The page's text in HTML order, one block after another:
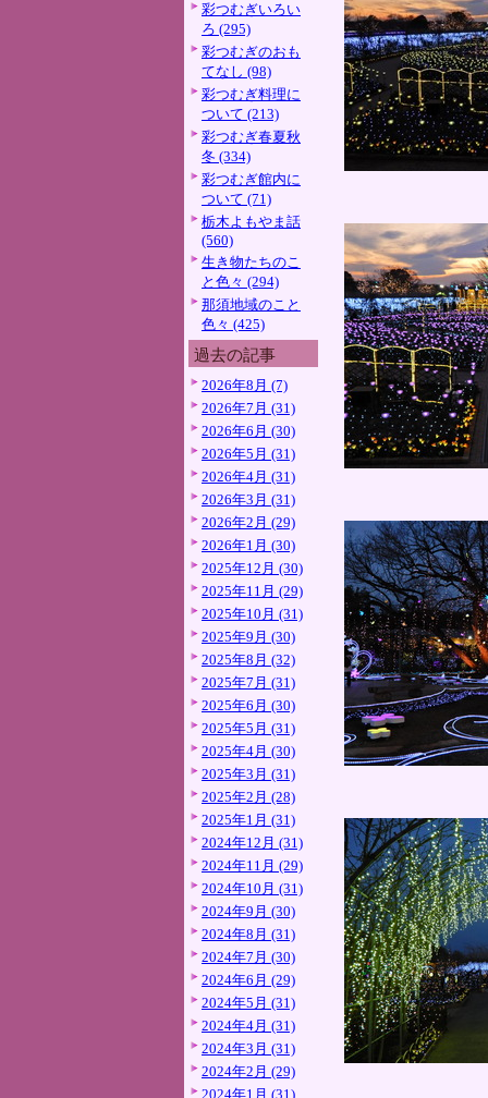
彩つむぎいろい
ろ (295)
彩つむぎのおも
てなし (98)
彩つむぎ料理に
ついて (213)
彩つむぎ春夏秋
冬 (334)
彩つむぎ館内に
ついて (71)
栃木よもやま話
(560)
生き物たちのこ
と色々 (294)
那須地域のこと
色々 (425)
過去の記事
2026年8月 (7)
2026年7月 (31)
2026年6月 (30)
2026年5月 (31)
2026年4月 (31)
2026年3月 (31)
2026年2月 (29)
2026年1月 (30)
2025年12月 (30)
2025年11月 (29)
2025年10月 (31)
2025年9月 (30)
2025年8月 (32)
2025年7月 (31)
2025年6月 (30)
2025年5月 (31)
2025年4月 (30)
2025年3月 (31)
2025年2月 (28)
2025年1月 (31)
2024年12月 (31)
2024年11月 (29)
2024年10月 (31)
2024年9月 (30)
2024年8月 (31)
2024年7月 (30)
2024年6月 (29)
2024年5月 (31)
2024年4月 (31)
2024年3月 (31)
2024年2月 (29)
2024年1月 (31)